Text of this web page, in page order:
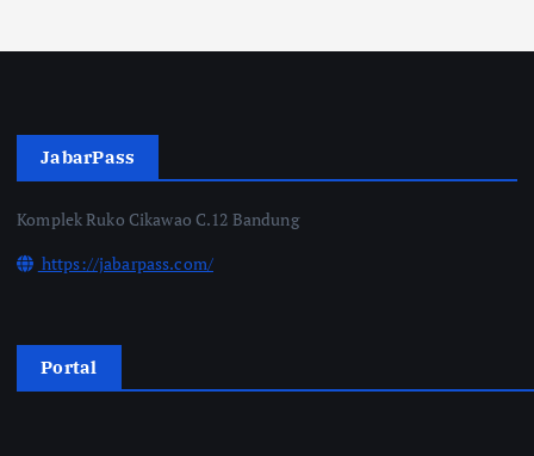
JabarPass
Komplek Ruko Cikawao C.12 Bandung
https://jabarpass.com/
Portal